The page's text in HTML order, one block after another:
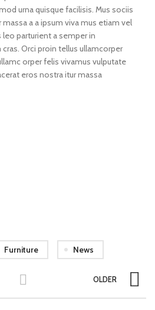
urna quisque facilisis. Mus sociis
massa a a ipsum viva mus etiam vel
parturient a semper in
Orci proin tellus ullamcorper
orper felis vivamus vulputate
eros nostra itur massa
Furniture News
OLDER